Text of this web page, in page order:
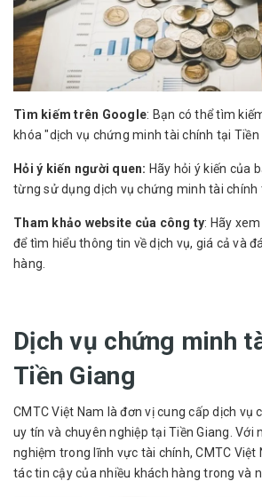
Tìm kiếm trên Google: Bạn có thể tìm
khóa "dịch vụ chứng minh tài chính tại Tiền
Hỏi ý kiến người quen: Hãy hỏi ý kiến của
từng sử dụng dịch vụ chứng minh tài chính
Tham khảo website của công ty: Hãy
để tìm hiểu thông tin về dịch vụ, giá cả và
hàng.
Dịch vụ chứng minh
Tiền Giang
CMTC Việt Nam là đơn vị cung cấp dịch vụ
uy tín và chuyên nghiệp tại Tiền Giang. Với
nghiệm trong lĩnh vực tài chính, CMTC Việt
tác tin cậy của nhiều khách hàng trong và